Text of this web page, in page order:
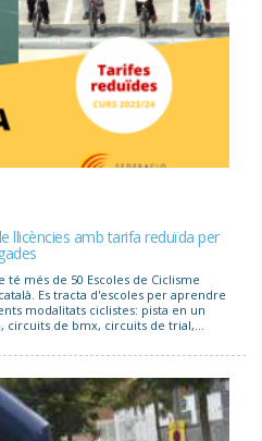
llicències amb tarifa reduïda per
té més de 50 Escoles de Ciclisme
Es tracta d'escoles per aprendre
modalitats ciclistes: pista en un
de bmx, circuits de trial,...